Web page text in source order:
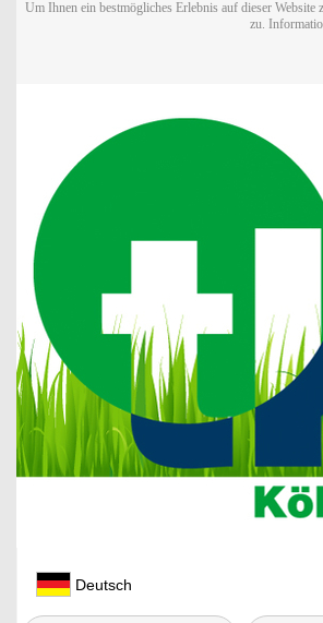
Um Ihnen ein bestmögliches Erlebnis auf dieser
zu.
Deutsch